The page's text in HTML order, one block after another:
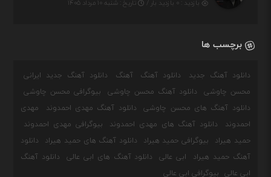
بازدید : ۰ بازدید بار / تاریخ : شنبه ۱۰ مرداد ۱۴۰۵
برچسب ها
دانلود آهنگ جدید دانلود آهنگ آهنگ
دانلود آهنگ جدید ایرانی
محسن چاوشی
دانلود آهنگ محسن چاوشی
بیوگرافی محسن چاوشی
دانلود آهنگ های محسن چاوشی
دانلود آهنگ مهدی احمدوند
مهدی
احمدوند
دانلود آهنگ های مهدی احمدوند
بیوگرافی مهدی احمدوند
حمید هیراد
بیوگرافی حمید هیراد دانلود آهنگ های حمید هیراد
دانلود
آهنگ حمید هیراد
ابی عالی دانلود آهنگ های ابی عالی
دانلود آهنگ
ابی عالی
بیوگرافی ابی عالی